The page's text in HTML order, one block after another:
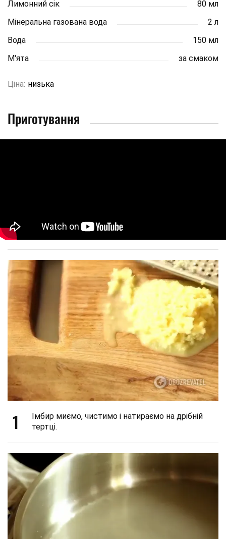
Лимонний сік
80 мл
Мінеральна газована вода
2 л
Вода
150 мл
М'ята
за смаком
Ціна: низька
Приготування
1
Імбир миємо, чистимо і натираємо на дрібній
тертці.